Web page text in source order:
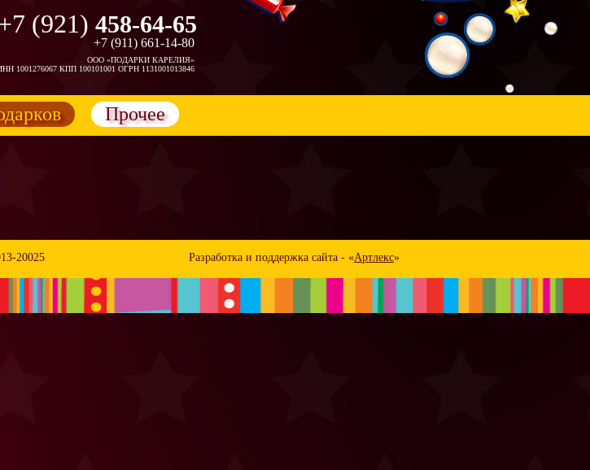
(921) 458-64-65
+7 (911) 661-14-80
ООО «ПОДАРКИ КАРЕЛИЯ»
1001276067 КПП 100101001 ОГРН 1131001013846
Прочее
20025 Разработка и поддержка сайта - «Артлекс»